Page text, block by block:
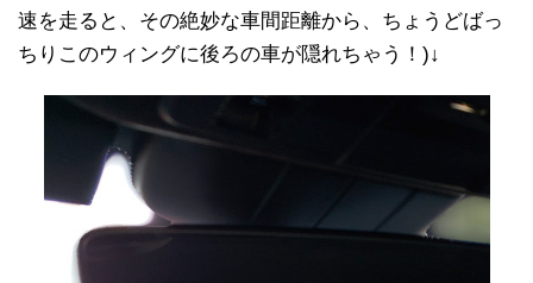
速を走ると、その絶妙な車間距離から、ちょうどばっ
ちりこのウィングに後ろの車が隠れちゃう！)↓